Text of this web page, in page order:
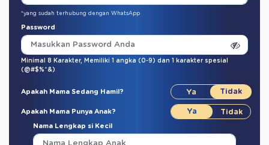
*yang sudah terhubung dengan WhatsApp
Password
Minimal 8 Karakter, Memiliki 1 angka (0-9) dan 1 karakter spesial
(@#$%^&)
Apakah Mama Sedang Hamil?
Apakah Mama Punya Anak?
Nama Lengkap si Kecil